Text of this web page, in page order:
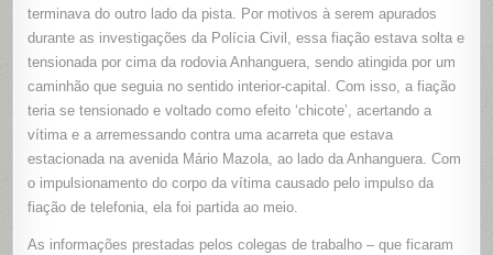
terminava do outro lado da pista. Por motivos à serem apurados
durante as investigações da Polícia Civil, essa fiação estava solta e
tensionada por cima da rodovia Anhanguera, sendo atingida por um
caminhão que seguia no sentido interior-capital. Com isso, a fiação
teria se tensionado e voltado como efeito ‘chicote’, acertando a
vítima e a arremessando contra uma acarreta que estava
estacionada na avenida Mário Mazola, ao lado da Anhanguera. Com
o impulsionamento do corpo da vítima causado pelo impulso da
fiação de telefonia, ela foi partida ao meio.
As informações prestadas pelos colegas de trabalho – que ficaram